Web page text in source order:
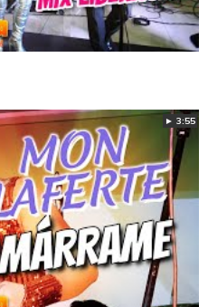
► 3:55